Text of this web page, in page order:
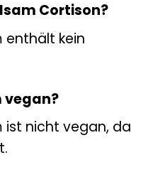
Cortison?
enthält kein
vegan?
ist nicht vegan, da